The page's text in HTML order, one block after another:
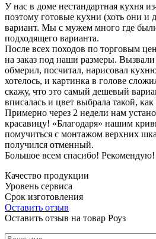
У нас в доме нестандартная кухня
поэтому готовые кухни (хоть они
вариант. Мы с мужем много где
подходящего варианта.
После всех походов по торговым
на заказ под наши размеры.
обмерил, посчитал, нарисовал
хотелось, и картинка в голове
скажу, что это самый дешевый
вписалась и цвет выбрала такой,
Примерно через 2 недели нам
красавицу! «Благодаря» нашим
помучиться с монтажом верхних
получился отменный.
Большое всем спасибо! Рекомендую!
Качество продукции
Уровень сервиса
Срок изготовления
Оставить отзыв
Оставить отзыв на товар Роуз